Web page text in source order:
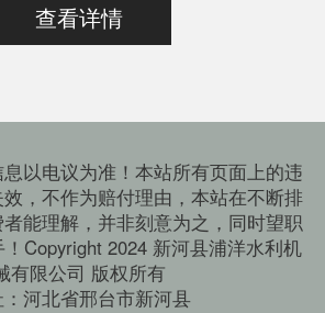
查看详情
以电议为准！本站所有页面上的违
，不作为赔付理由，本站在不断排
能理解，并非刻意为之，同时望职
Copyright 2024 新河县浦洋水利机
有限公司 版权所有
河北省邢台市新河县